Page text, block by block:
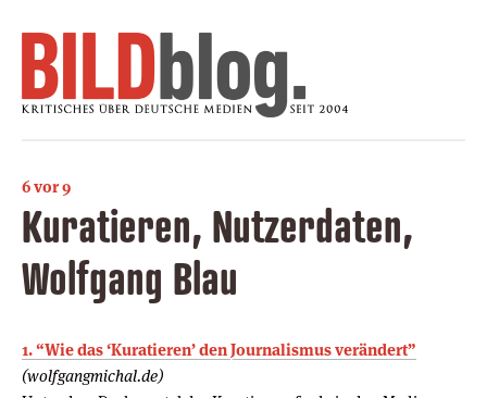
6 vor 9
Kuratieren, Nutzerdaten,
Wolfgang Blau
1. “Wie das ‘Kuratieren’ den Journalismus verändert”
(wolfgangmichal.de)